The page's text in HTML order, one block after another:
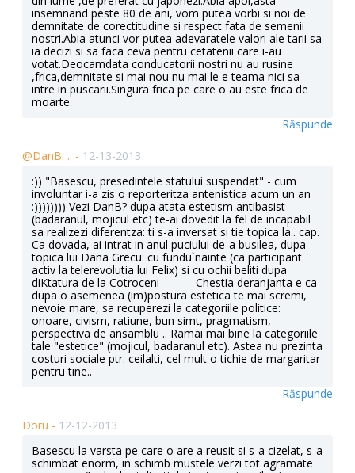
insemnand peste 80 de ani, vom putea vorbi si noi de
demnitate de corectitudine si respect fata de semenii
nostri.Abia atunci vor putea adevaratele valori ale tarii sa
ia decizi si sa faca ceva pentru cetatenii care i-au
votat.Deocamdata conducatorii nostri nu au rusine
,frica,demnitate si mai nou nu mai le e teama nici sa
intre in puscarii.Singura frica pe care o au este frica de
moarte.
Răspunde
@DanB: .. - 12-13-2013
:)) "Basescu, presedintele statului suspendat" - cum
involuntar i-a zis o reporteritza antenistica acum un an
:)))))))) Vezi DanB? dupa atata estetism antibasist
(badaranul, mojicul etc) te-ai dovedit la fel de incapabil
sa realizezi diferentza: ti s-a inversat si tie topica la.. cap.
Ca dovada, ai intrat in anul puciului de-a busilea, dupa
topica lui Dana Grecu: cu fundu`nainte (ca participant
activ la telerevolutia lui Felix) si cu ochii beliti dupa
diKtatura de la Cotroceni_______ Chestia deranjanta e ca
dupa o asemenea (im)postura estetica te mai scremi,
nevoie mare, sa recuperezi la categoriile politice:
onoare, civism, ratiune, bun simt, pragmatism,
perspectiva de ansamblu .. Ramai mai bine la categoriile
tale "estetice" (mojicul, badaranul etc). Astea nu prezinta
costuri sociale ptr. ceilalti, cel mult o tichie de margaritar
pentru tine..
Răspunde
Doru - 12-12-2013
Basescu la varsta pe care o are a reusit si s-a cizelat, s-a
schimbat enorm, in schimb mustele verzi tot agramate